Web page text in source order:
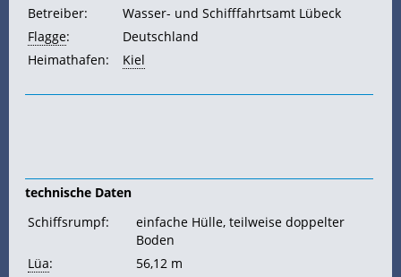
Betreiber:
Wasser- und Schifffahrtsamt Lübeck
Flagge:
Deutschland
Heimathafen:
Kiel
technische Daten
Schiffsrumpf:
einfache Hülle, teilweise doppelter
Boden
Lüa:
56,12 m